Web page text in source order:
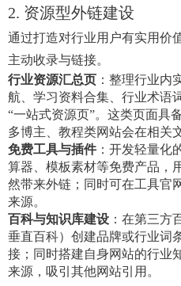
2. 资源型外链建设
通过打造对行业用户有实用价
主动收录与链接。
行业资源汇总页 ：整理行业内
航、学习资料合集、行业术语
“一站式资源页”。这类页面具
多博主、教程类网站会在相关
免费工具与插件：开发轻量化
算器、模板素材等免费产品，
然带来外链；同时可在工具官
来源。
百科与知识库建设 ：在第三方
垂直百科）创建品牌或行业词
接；同时搭建自身网站的行业
来源，吸引其他网站引用。